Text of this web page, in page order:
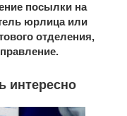
посылки на
юрлица или
отделения,
интересно